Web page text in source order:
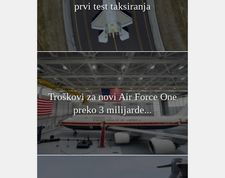
prvi test taksiranja
Troškovi za novi Air Force One
preko 3 milijarde...